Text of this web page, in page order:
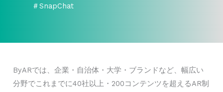
＃SnapChat
ByARでは、企業・自治体・大学・ブランドなど、幅広い
分野でこれまでに40社以上・200コンテンツを超えるAR制